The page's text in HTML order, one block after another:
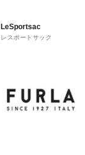
LeSportsac
レスポートサック